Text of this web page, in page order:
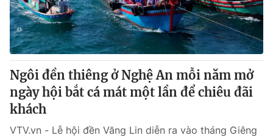
Ngôi đền thiêng ở Nghệ An mỗi năm mở
ngày hội bắt cá mát một lần để chiêu đãi
khách
VTV.vn - Lễ hội đền Văng Lin diễn ra vào tháng Giêng